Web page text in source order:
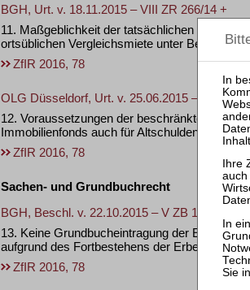
BGH, Urt. v. 18.11.2015 – VIII ZR 266/14 +
11. Maßgeblichkeit der tatsächlichen Größe
ortsüblichen Vergleichsmiete unter
ZfIR 2016, 78
OLG Düsseldorf, Urt. v. 25.06.2015 – I-6 U
12. Voraussetzungen der beschränkten
Immobilienfonds auch für Altschulden der
ZfIR 2016, 78
Sachen- und Grundbuchrecht
BGH, Beschl. v. 22.10.2015 – V ZB 126/14
13. Keine Grundbucheintragung der
aufgrund des Fortbestehens der
ZfIR 2016, 78